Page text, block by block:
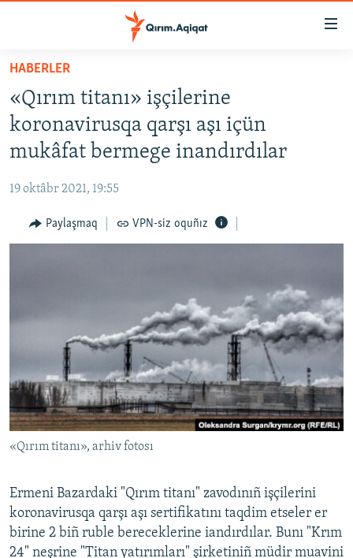
Esas
qaytmaq
Baş
navigatsiyağa
qaytmaq
Qıdıruvğa
SİYASET
İQTİSADİYAT
MEDENİYET
İNSAN AQLARI
Русский
Українською
QOŞULIÑIZ!
RFE/RS bütün saytları
HABERLER
«Qırım titanı» işçilerine
koronavirusqa qarşı aşı içün
mukâfat bermege inandırdılar
19 oktâbr 2021, 19:55
Paylaşmaq VPN-siz oquñız
«Qırım titanı», arhiv fotosı
Ermeni Bazardaki "Qırım titanı" zavodınıñ işçilerini
koronavirusqa qarşı aşı sertifikatını taqdim etseler er
birine 2 biñ ruble bereceklerine iandırdılar. Bunı "Krım
24" neşrine "Titan yatırımları" şirketiniñ müdir muavini